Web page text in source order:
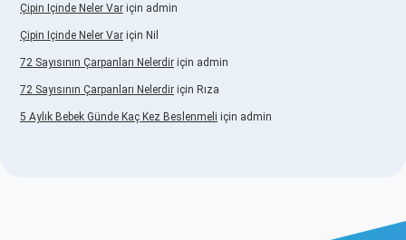
Çipin Içinde Neler Var için admin
Çipin Içinde Neler Var için Nil
72 Sayısının Çarpanları Nelerdir için admin
72 Sayısının Çarpanları Nelerdir için Rıza
5 Aylık Bebek Günde Kaç Kez Beslenmeli için admin